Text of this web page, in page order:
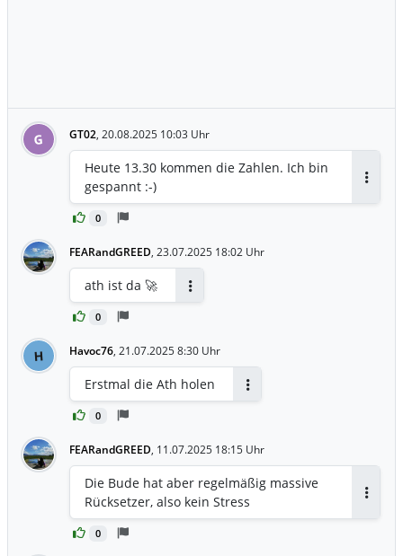
G GT02, 20.08.2025 10:03 Uhr
0
Heute 13.30 kommen die Zahlen. Ich bin
gespannt :-)
FEARandGREED, 23.07.2025 18:02 Uhr
0
ath ist da 🚀
H Havoc76, 21.07.2025 8:30 Uhr
0
Erstmal die Ath holen
FEARandGREED, 11.07.2025 18:15 Uhr
0
Die Bude hat aber regelmäßig massive
Rücksetzer, also kein Stress